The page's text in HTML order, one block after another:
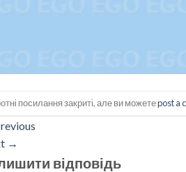
посилання закриті, але ви можетеpost a
→
відповідь